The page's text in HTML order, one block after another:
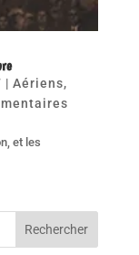
| Aériens,
et les